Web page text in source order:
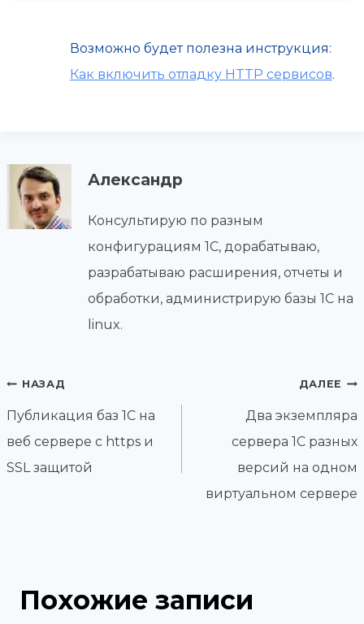
Возможно будет полезна инструкция:
Как включить отладку HTTP сервисов.
Александр
Консультирую по разным
конфигурациям 1С, дорабатываю,
разрабатываю расширения, отчеты и
обработки, администрирую базы 1С на
linux.
Навигация
по
записям
НАЗАД
Публикация баз 1С на
веб сервере с https и
SSL защитой
ДАЛЕЕ
Два экземпляра
сервера 1С разных
версий на одном
виртуальном сервере
Похожие записи